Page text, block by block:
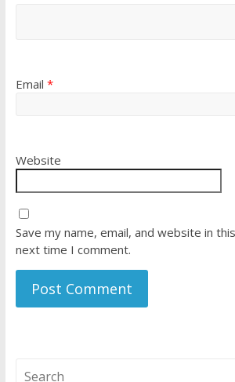
Email *
Website
Save my name, email, and website in
next time I comment.